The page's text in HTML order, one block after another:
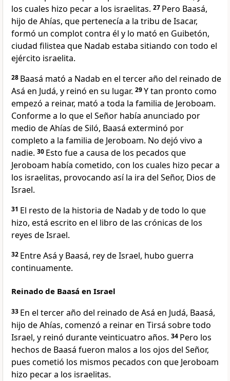
los cuales hizo pecar a los israelitas. 27 Pero Baasá,
hijo de Ahías, que pertenecía a la tribu de Isacar,
formó un complot contra él y lo mató en Guibetón,
ciudad filistea que Nadab estaba sitiando con todo el
ejército israelita.
28 Baasá mató a Nadab en el tercer año del reinado de
Asá en Judá, y reinó en su lugar. 29Y tan pronto como
empezó a reinar, mató a toda la familia de Jeroboam.
Conforme a lo que el Señor había anunciado por
medio de Ahías de Siló, Baasá exterminó por
completo a la familia de Jeroboam. No dejó vivo a
nadie. 30 Esto fue a causa de los pecados que
Jeroboam había cometido, con los cuales hizo pecar a
los israelitas, provocando así la ira del Señor, Dios de
Israel.
31 El resto de la historia de Nadab y de todo lo que
hizo, está escrito en el libro de las crónicas de los
reyes de Israel.
32 Entre Asá y Baasá, rey de Israel, hubo guerra
continuamente.
Reinado de Baasá en Israel
33 En el tercer año del reinado de Asá en Judá, Baasá,
hijo de Ahías, comenzó a reinar en Tirsá sobre todo
Israel, y reinó durante veinticuatro años. 34 Pero los
hechos de Baasá fueron malos a los ojos del Señor,
pues cometió los mismos pecados con que Jeroboam
hizo pecar a los israelitas.